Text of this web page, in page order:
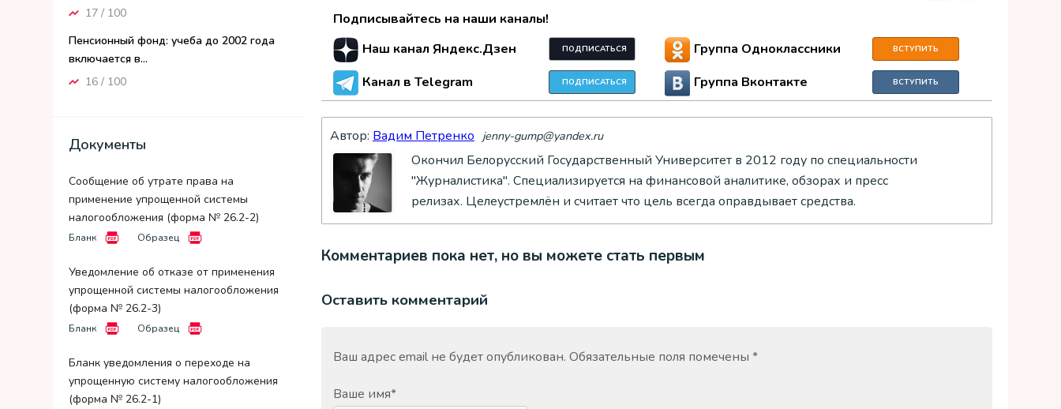
17 / 100
Пенсионный фонд: учеба до 2002 года
включается в...
16 / 100
Документы
Сообщение об утрате права на
применение упрощенной системы
налогообложения (форма № 26.2-2)
Бланк Образец
Уведомление об отказе от применения
упрощенной системы налогообложения
(форма № 26.2-3)
Бланк Образец
Бланк уведомления о переходе на
упрощенную систему налогообложения
(форма № 26.2-1)
Подписывайтесь на наши каналы!
Наш канал Яндекс.Дзен
ПОДПИСАТЬСЯ
Канал в Telegram ПОДПИСАТЬСЯ
Группа Одноклассники ВСТУПИТЬ
Группа Вконтакте ВСТУПИТЬ
Автор: Вадим Петренко jenny-gump@yandex.ru
Окончил Белорусский Государственный Университет в 2012 году по специальности
"Журналистика". Специализируется на финансовой аналитике, обзорах и пресс
релизах. Целеустремлён и считает что цель всегда оправдывает средства.
Комментариев пока нет, но вы можете стать первым
Оставить комментарий
Ваш адрес email не будет опубликован. Обязательные поля помечены *
Ваше имя*